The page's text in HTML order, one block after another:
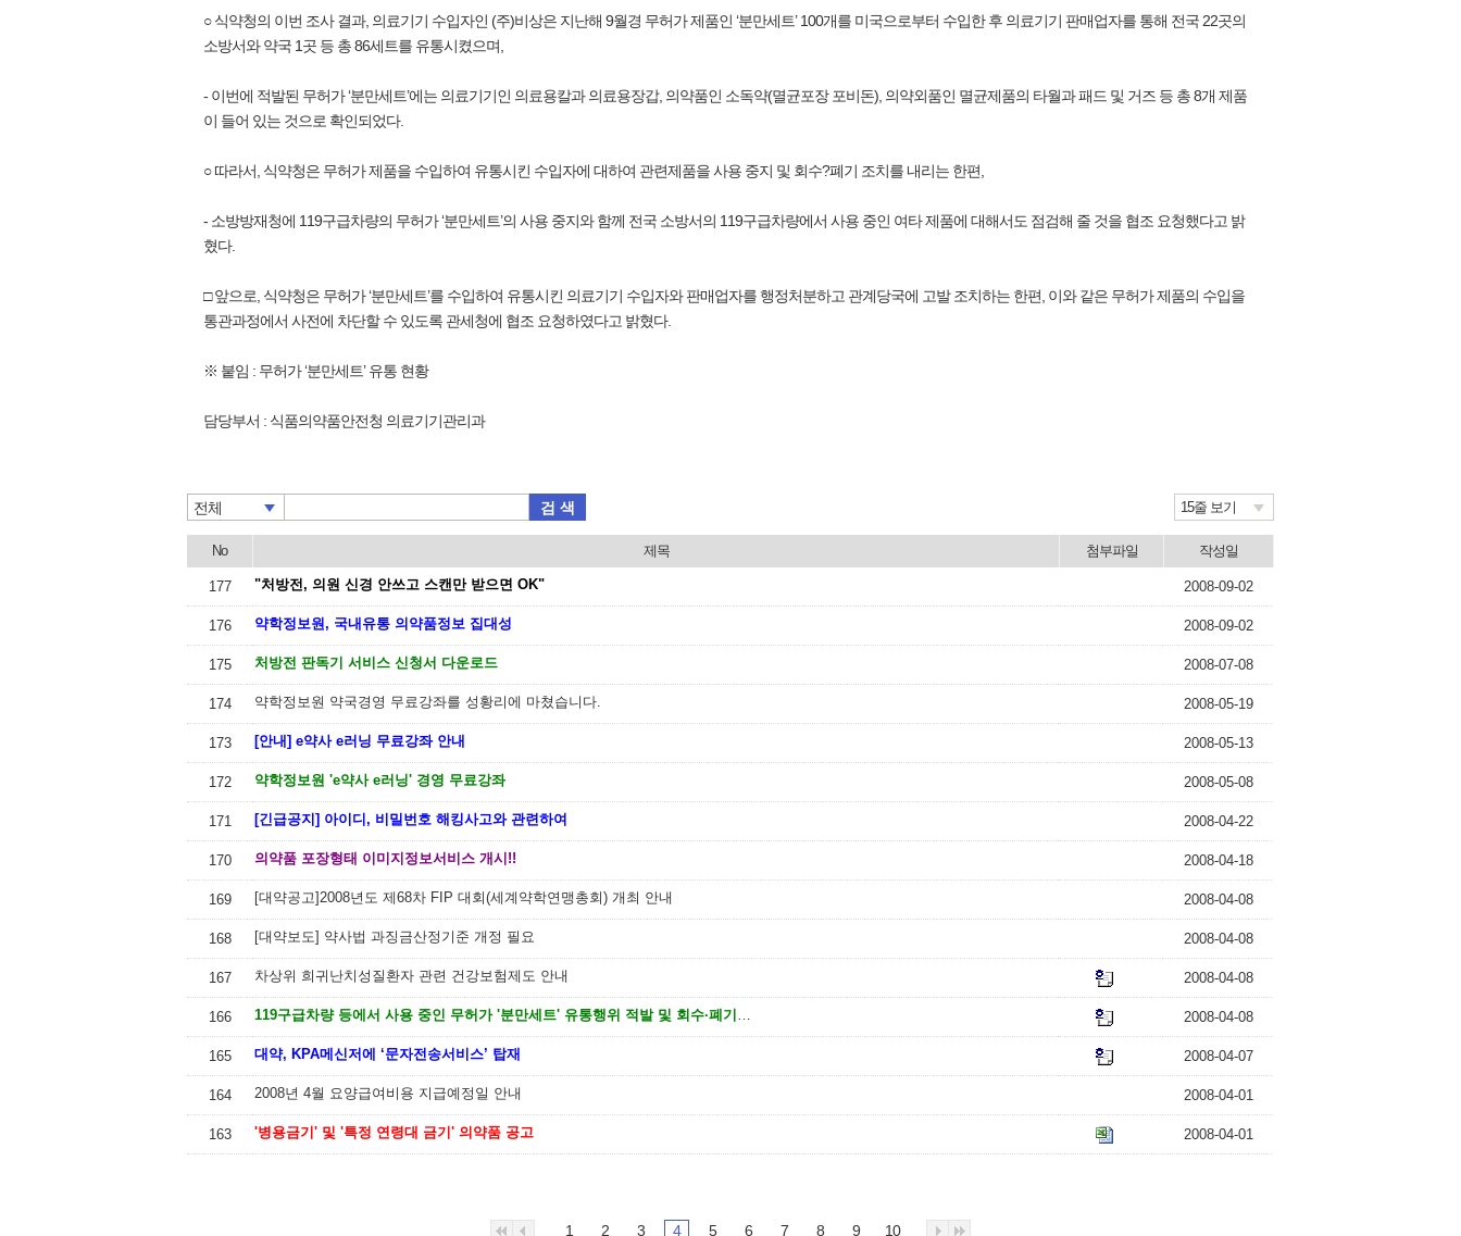
○ 식약청의 이번 조사 결과, 의료기기 수입자인 (주)비상은 지난해 9월경 무허가 제품인 ‘분만세트’ 100개를 미국으로부터 수입한 후 의료기기 판매업자를 통해 전국 22곳의
소방서와 약국 1곳 등 총 86세트를 유통시켰으며,
- 이번에 적발된 무허가 ‘분만세트’에는 의료기기인 의료용칼과 의료용장갑, 의약품인 소독약(멸균포장 포비돈), 의약외품인 멸균제품의 타월과 패드 및 거즈 등 총 8개 제품
이 들어 있는 것으로 확인되었다.
○ 따라서, 식약청은 무허가 제품을 수입하여 유통시킨 수입자에 대하여 관련제품을 사용 중지 및 회수?폐기 조치를 내리는 한편,
- 소방방재청에 119구급차량의 무허가 ‘분만세트’의 사용 중지와 함께 전국 소방서의 119구급차량에서 사용 중인 여타 제품에 대해서도 점검해 줄 것을 협조 요청했다고 밝
혔다.
□ 앞으로, 식약청은 무허가 ‘분만세트’를 수입하여 유통시킨 의료기기 수입자와 판매업자를 행정처분하고 관계당국에 고발 조치하는 한편, 이와 같은 무허가 제품의 수입을
통관과정에서 사전에 차단할 수 있도록 관세청에 협조 요청하였다고 밝혔다.
※ 붙임 : 무허가 ‘분만세트’ 유통 현황
담당부서 : 식품의약품안전청 의료기기관리과
전체 검 색 15줄 보기
No 제목 첨부파일 작성일
177 "처방전, 의원 신경 안쓰고 스캔만 받으면 OK" 2008-09-02
176 약학정보원, 국내유통 의약품정보 집대성 2008-09-02
175 처방전 판독기 서비스 신청서 다운로드 2008-07-08
174 약학정보원 약국경영 무료강좌를 성황리에 마쳤습니다. 2008-05-19
173 [안내] e약사 e러닝 무료강좌 안내 2008-05-13
172 약학정보원 'e약사 e러닝' 경영 무료강좌 2008-05-08
171 [긴급공지] 아이디, 비밀번호 해킹사고와 관련하여 2008-04-22
170 의약품 포장형태 이미지정보서비스 개시!! 2008-04-18
169 [대약공고]2008년도 제68차 FIP 대회(세계약학연맹총회) 개최 안내 2008-04-08
168 [대약보도] 약사법 과징금산정기준 개정 필요 2008-04-08
167 차상위 희귀난치성질환자 관련 건강보험제도 안내 2008-04-08
166 119구급차량 등에서 사용 중인 무허가 '분만세트' 유통행위 적발 및 회수·폐기 조치 2008-04-08
165 대약, KPA메신저에 ‘문자전송서비스’ 탑재 2008-04-07
164 2008년 4월 요양급여비용 지급예정일 안내 2008-04-01
163 '병용금기' 및 '특정 연령대 금기' 의약품 공고 2008-04-01
1 2 3 4 5 6 7 8 9 10